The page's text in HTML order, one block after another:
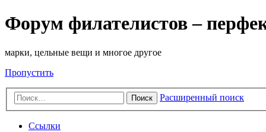
Форум филателистов –
марки, цельные вещи и многое другое
Пропустить
Поиск Расширенный поиск
Ссылки